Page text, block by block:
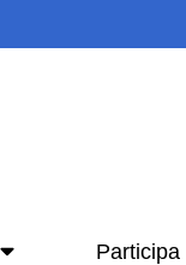
Participa